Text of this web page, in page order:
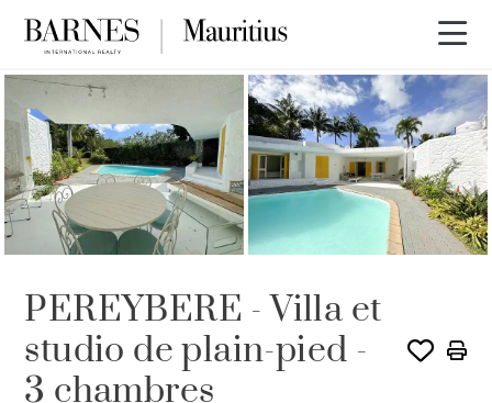
VENDU PAR BARNES
PEREYBERE - Villa et
studio de plain-pied -
3 chambres